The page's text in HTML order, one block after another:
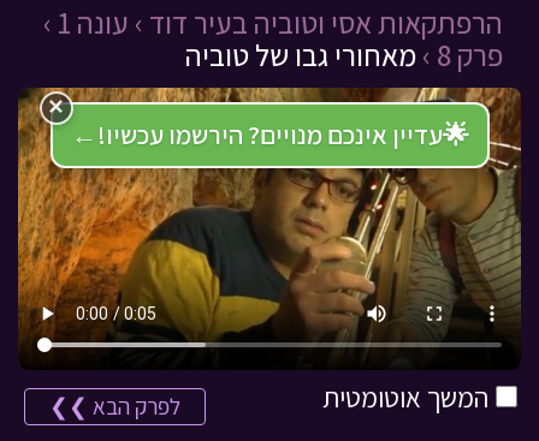
הרפתקאות אסי וטוביה בעיר דוד › עונה 1 ›
פרק 8 ›
מאחורי גבו של טוביה
🌟עדיין אינכם מנויים? הירשמו עכשיו! ←
×
המשך אוטומטית לפרק הבא ❯❯